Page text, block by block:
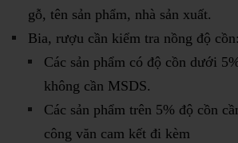
gỗ, tên sản phẩm, nhà sản xuất.
Bia, rượu cần kiểm tra nồng độ cồn:
Các sản phẩm có độ cồn dưới
không cần MSDS.
Các sản phẩm trên 5% độ cồn
công văn cam kết đi kèm